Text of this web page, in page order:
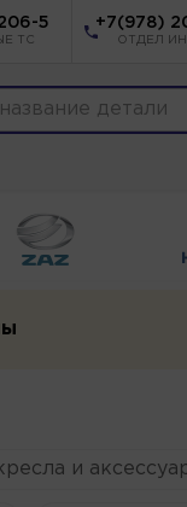
5
ТС
+7(978)
ОТДЕЛ
и